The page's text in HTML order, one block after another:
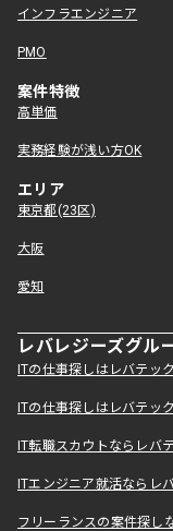
インフラエンジニア
PMO
案件特徴
高単価
実務経験が浅い方OK
エリア
東京都(23区)
大阪
愛知
レバレジーズグル
ITの仕事探しはレバテック
ITの仕事探しはレバテッ
IT転職スカウトならレバ
ITエンジニア就活ならレ
フリーランスの案件探し